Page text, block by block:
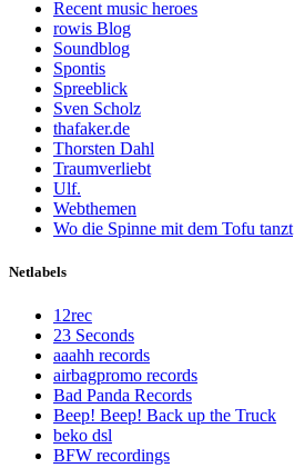
Recent music heroes
rowis Blog
Soundblog
Spontis
Spreeblick
Sven Scholz
thafaker.de
Thorsten Dahl
Traumverliebt
Ulf.
Webthemen
Wo die Spinne mit dem Tofu tanzt
Netlabels
12rec
23 Seconds
aaahh records
airbagpromo records
Bad Panda Records
Beep! Beep! Back up the Truck
beko dsl
BFW recordings